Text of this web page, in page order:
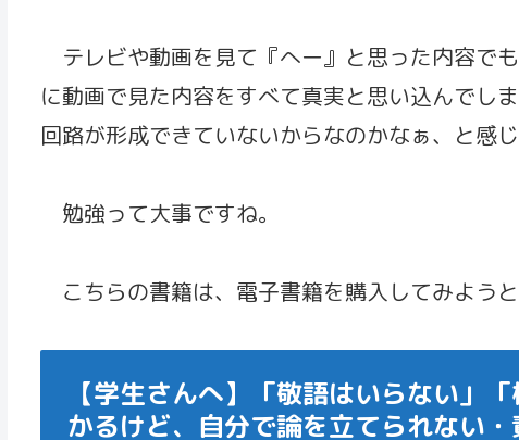
テレビや動画を見て『へー』と思った内容で
に動画で見た内容をすべて真実と思い込んでし
回路が形成できていないからなのかなぁ、と感じ
勉強って大事ですね。
こちらの書籍は、電子書籍を購入してみよう
【学生さんへ】「敬語はいらない」
かるけど、自分で論を立てられない